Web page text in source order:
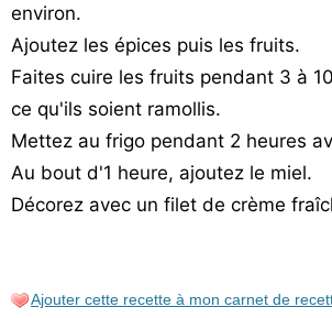
environ.
Ajoutez les épices puis les fruits.
Faites cuire les fruits pendant 3 à
ce qu'ils soient ramollis.
Mettez au frigo pendant 2 heures
Au bout d'1 heure, ajoutez le miel.
Décorez avec un filet de crème
Ajouter cette recette à mon carnet de